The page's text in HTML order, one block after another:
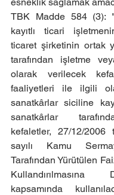
TBK Madde 584 (3):
kayıtlı ticari
ticaret şirketinin ortak
tarafından işletme
olarak verilecek
faaliyetleri ile ilgili
sanatkârlar siciline
sanatkârlar
kefaletler, 27/12/
sayılı Kamu
Tarafından Yürütülen
kapsamında